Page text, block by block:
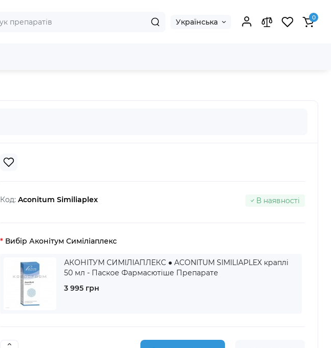
Українська 0
Код: Aconitum Similiaplex В наявності
Вибір Аконітум Симіліаплекс
АКОНІТУМ СИМІЛІАПЛЕКС ● ACONITUM SIMILIAPLEX краплі
50 мл - Паское Фармасютіше Препарате
3 995 грн